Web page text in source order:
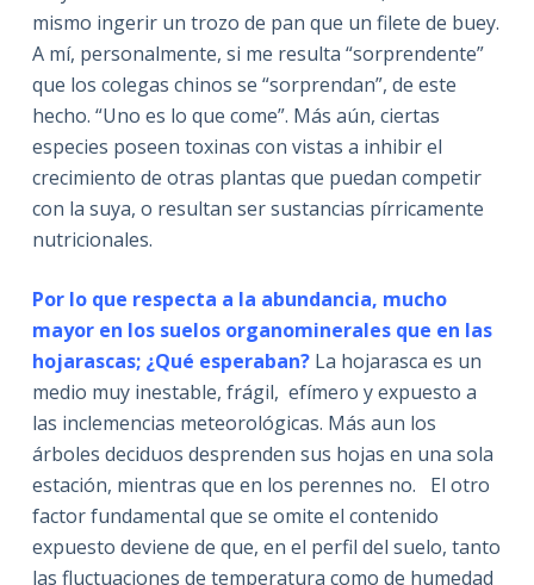
mismo ingerir un trozo de pan que un filete de buey.
A mí, personalmente, si me resulta “sorprendente”
que los colegas chinos se “sorprendan”, de este
hecho. “Uno es lo que come”. Más aún, ciertas
especies poseen toxinas con vistas a inhibir el
crecimiento de otras plantas que puedan competir
con la suya, o resultan ser sustancias pírricamente
nutricionales.
Por lo que respecta a la abundancia, mucho
mayor en los suelos organominerales que en las
hojarascas; ¿Qué esperaban?La hojarasca es un
medio muy inestable, frágil, efímero y expuesto a
las inclemencias meteorológicas. Más aun los
árboles deciduos desprenden sus hojas en una sola
estación, mientras que en los perennes no. El otro
factor fundamental que se omite el contenido
expuesto deviene de que, en el perfil del suelo, tanto
las fluctuaciones de temperatura como de humedad